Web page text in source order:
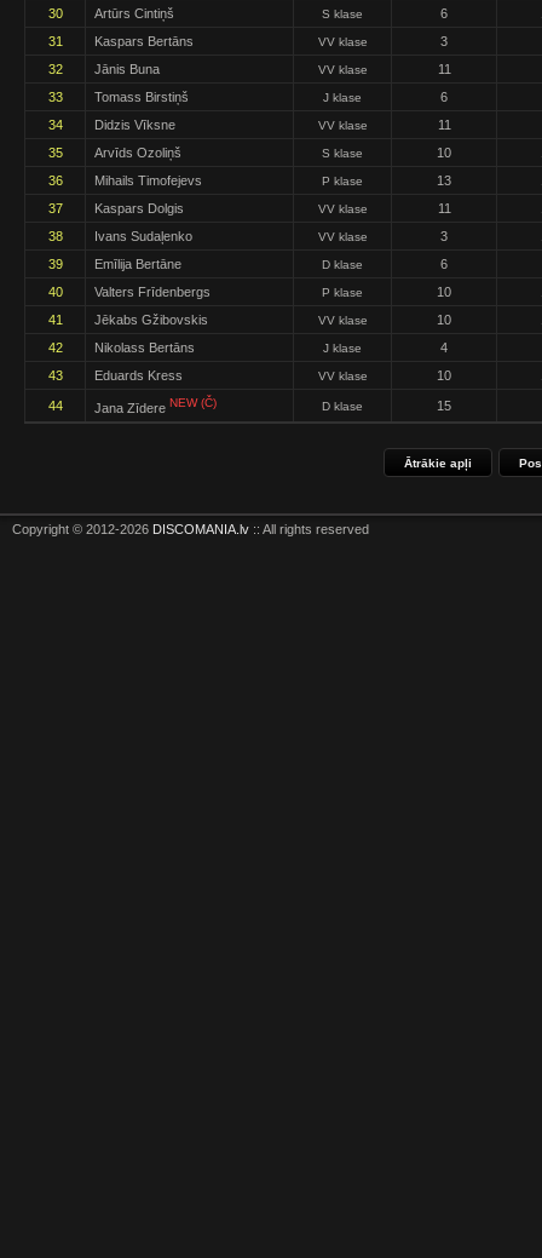
30 Artūrs Cintiņš S klase 6
31
Kaspars Bertāns VV klase
3
32
Jānis Buna VV klase
11
33
Tomass Birstiņš J klase
6
34
Didzis Vīksne VV klase
11
35
Arvīds Ozoliņš S klase 10
36
Mihails Timofejevs P klase 13
37
Kaspars Dolgis VV klase 11
38
Ivans Sudaļenko VV klase 3
39
Emīlija Bertāne D klase
6
40
Valters Frīdenbergs P klase 10
41
Jēkabs Gžibovskis VV klase 10
42
Nikolass Bertāns J klase
4
43
Eduards Kress VV klase 10
44 Jana Zīdere NEW (Č) D klase 15
Ātrākie apļi
Copyright © 2012-2026 DISCOMANIA.lv :: All rights reserved